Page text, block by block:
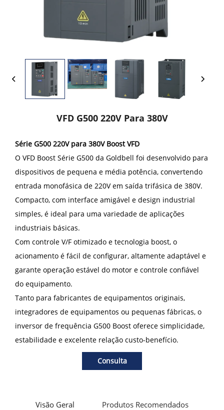
VFD G500 220V Para 380V
Série G500 220V para 380V Boost VFD
O VFD Boost Série G500 da Goldbell foi desenvolvido para
dispositivos de pequena e média potência, convertendo
entrada monofásica de 220V em saída trifásica de 380V.
Compacto, com interface amigável e design industrial
simples, é ideal para uma variedade de aplicações
industriais básicas.
Com controle V/F otimizado e tecnologia boost, o
acionamento é fácil de configurar, altamente adaptável e
garante operação estável do motor e controle confiável
do equipamento.
Tanto para fabricantes de equipamentos originais,
integradores de equipamentos ou pequenas fábricas, o
inversor de frequência G500 Boost oferece simplicidade,
estabilidade e excelente relação custo-benefício.
Consulta
Visão Geral Produtos Recomendados